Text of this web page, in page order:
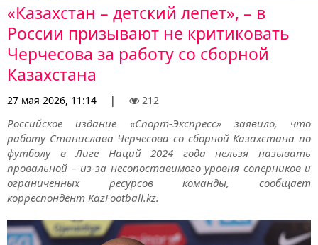
«Казахстан – детский лепет», – в
России призывают не критиковать
Черчесова за работу со сборной
Казахстана
27 мая 2026, 11:14 | 212
Российское издание «Спорт-Экспресс» заявило, что
работу Станислава Черчесова со сборной Казахстана по
футболу в Лиге Наций 2024 года нельзя называть
провальной – из-за несопоставимого уровня соперников и
ограниченных ресурсов команды, сообщает
корреспондент KazFootball.kz.